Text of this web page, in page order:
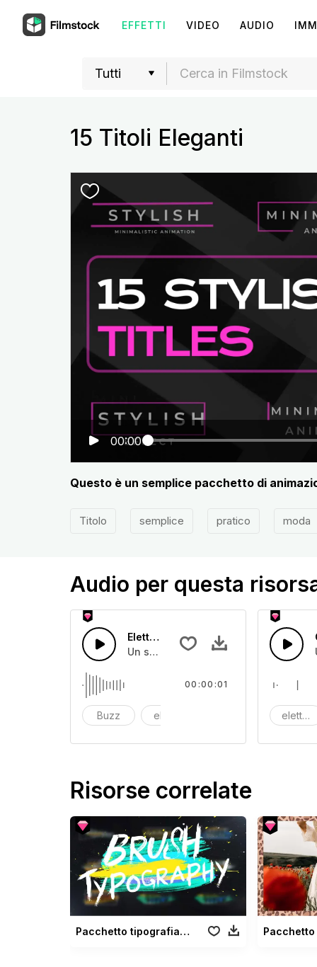
EFFETTI VIDEO AUDIO
15 Titoli Eleganti
00:00
Questo è un semplice pacchetto di
Titolo semplice pratico moda
Audio per questa
Elettrico 15
Un suono di ronzio elettrico
Buzz electric
00:00:01
Risorse correlate
Pacchetto tipografia pennello